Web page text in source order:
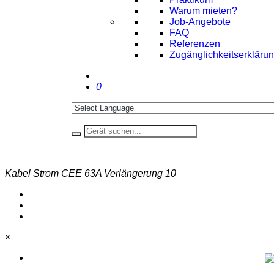
Warum mieten?
Job-Angebote
FAQ
Referenzen
0
Kabel Strom CEE 63A Verlängerung 10
×